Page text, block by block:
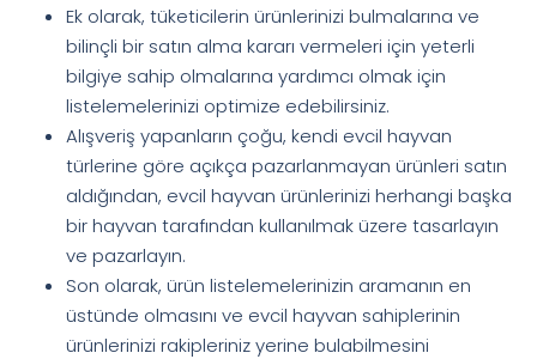
Ek olarak, tüketicilerin ürünlerinizi bulmalarına ve
bilinçli bir satın alma kararı vermeleri için yeterli
bilgiye sahip olmalarına yardımcı olmak için
listelemelerinizi optimize edebilirsiniz.
Alışveriş yapanların çoğu, kendi evcil hayvan
türlerine göre açıkça pazarlanmayan ürünleri satın
aldığından, evcil hayvan ürünlerinizi herhangi başka
bir hayvan tarafından kullanılmak üzere tasarlayın
ve pazarlayın.
Son olarak, ürün listelemelerinizin aramanın en
üstünde olmasını ve evcil hayvan sahiplerinin
ürünlerinizi rakipleriniz yerine bulabilmesini